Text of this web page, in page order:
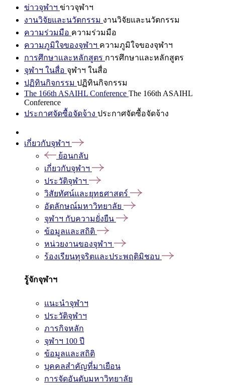
ข่าวจุฬาฯ ข่าวจุฬาฯ
งานวิจัยและนวัตกรรม งานวิจัยและนวัตกรรม
ความร่วมมือ ความร่วมมือ
ความภูมิใจของจุฬาฯ ความภูมิใจของจุฬาฯ
การศึกษาและหลักสูตร การศึกษาและหลักสูตร
จุฬาฯ ในสื่อ จุฬาฯ ในสื่อ
ปฏิทินกิจกรรม ปฏิทินกิจกรรม
The 166th ASAIHL Conference The 166th ASAIHL
Conference
ประกาศจัดซื้อจัดจ้าง ประกาศจัดซื้อจัดจ้าง
เกี่ยวกับจุฬาฯ
ย้อนกลับ
เกี่ยวกับจุฬาฯ
ประวัติจุฬาฯ
วิสัยทัศน์และยุทธศาสตร์
อัตลักษณ์มหาวิทยาลัย
จุฬาฯ กับความยั่งยืน
ข้อมูลและสถิติ
หน่วยงานของจุฬาฯ
ร้องเรียนทุจริตและประพฤติมิชอบ
รู้จักจุฬาฯ
แนะนำจุฬาฯ
ประวัติจุฬาฯ
ภารกิจหลัก
จุฬาฯ 100 ปี
ข้อมูลและสถิติ
บุคคลสำคัญที่มาเยือน
การจัดอันดับมหาวิทยาลัย